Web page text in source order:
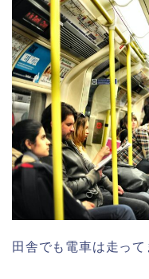
田舎でも電車は走って